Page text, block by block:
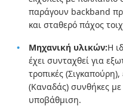
παράγουν backband
και σταθερό πάχος
Μηχανική υλικών:Η
έχει συνταχθεί για
τροπικές
(Καναδάς) συνθήκες με
υποβάθμιση.